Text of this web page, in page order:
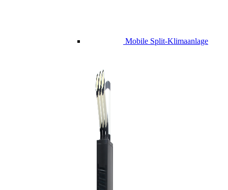
Mobile Split-Klimaanlage